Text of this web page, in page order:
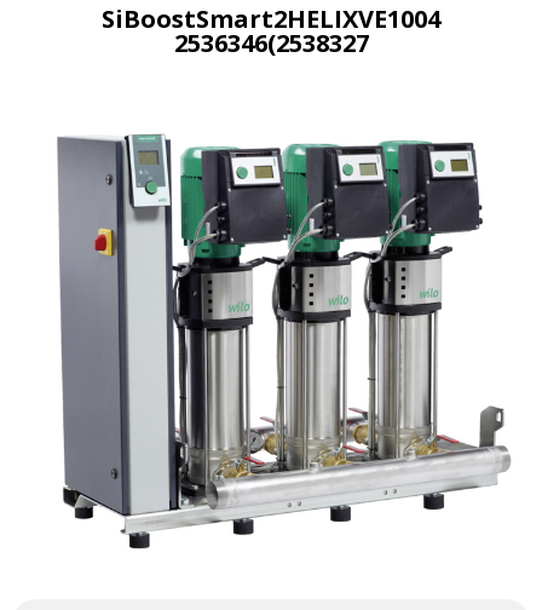
SiBoostSmart2HELIXVE1004
2536346(2538327